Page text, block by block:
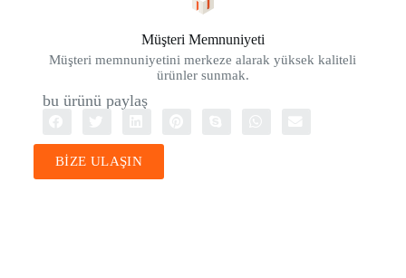
Müşteri Memnuniyeti
Müşteri memnuniyetini merkeze alarak yüksek kaliteli
ürünler sunmak.
bu ürünü paylaş
BİZE ULAŞIN